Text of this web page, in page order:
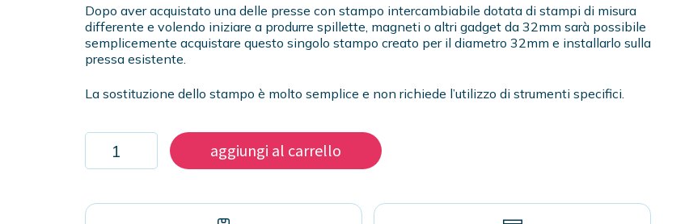
Dopo aver acquistato una delle presse con stampo intercambiabile dotata di stampi di misura
differente e volendo iniziare a produrre spillette, magneti o altri gadget da 32mm sarà possibile
semplicemente acquistare questo singolo stampo creato per il diametro 32mm e installarlo sulla
pressa esistente.
La sostituzione dello stampo è molto semplice e non richiede l’utilizzo di strumenti specifici.
Stampo
32mm
pressa
aggiungi al carrello